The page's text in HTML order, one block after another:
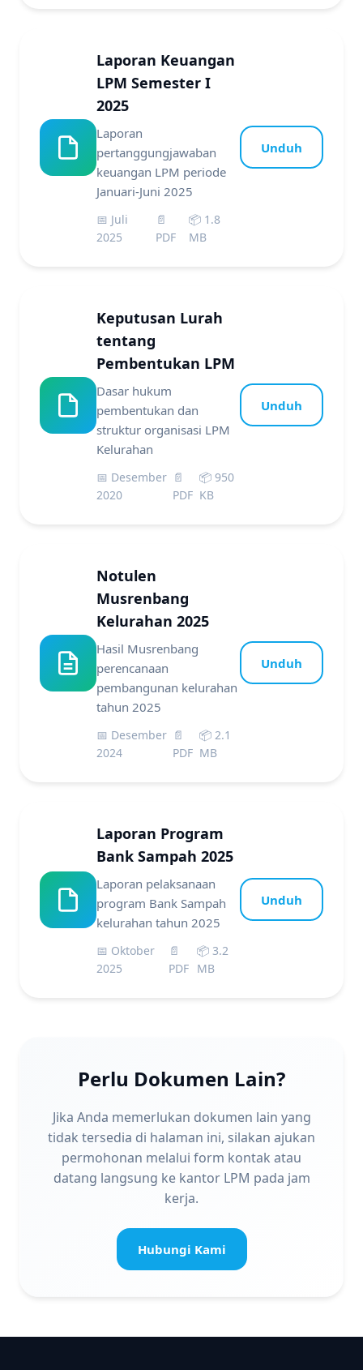
Laporan Keuangan
LPM Semester I
2025
Laporan
pertanggungjawaban
keuangan LPM periode
Januari-Juni 2025
📅 Juli
2025
📄
PDF
📦 1.8
MB
Unduh
Keputusan Lurah
tentang
Pembentukan LPM
Dasar hukum
pembentukan dan
struktur organisasi LPM
Kelurahan
📅 Desember
2020
📄
PDF
📦 950
KB
Unduh
Notulen
Musrenbang
Kelurahan 2025
Hasil Musrenbang
perencanaan
pembangunan kelurahan
tahun 2025
📅 Desember
2024
📄
PDF
📦 2.1
MB
Unduh
Laporan Program
Bank Sampah 2025
Laporan pelaksanaan
program Bank Sampah
kelurahan tahun 2025
📅 Oktober
2025
📄
PDF
📦 3.2
MB
Unduh
Perlu Dokumen Lain?
Jika Anda memerlukan dokumen lain yang
tidak tersedia di halaman ini, silakan ajukan
permohonan melalui form kontak atau
datang langsung ke kantor LPM pada jam
kerja.
Hubungi Kami